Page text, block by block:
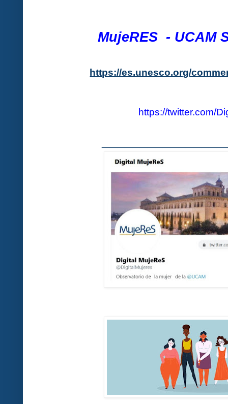
MujeRES - UCAM
https://es.unesco.org/
https://twitter.com/